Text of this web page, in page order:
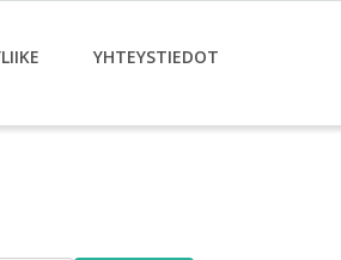
YHTEYSTIEDOT